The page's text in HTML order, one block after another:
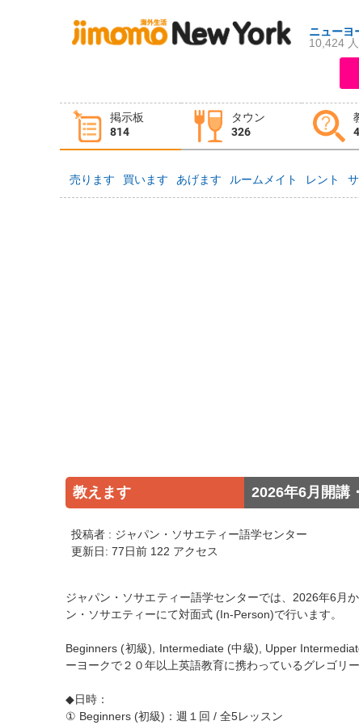
ニューヨ
10,424 人
掲示板
814
タウン
326
タウン情報 教えて！
イベント 求人
売ります 買います あげます ルームメイト レント
教えます 2026年6月開講
投稿者 : ジャパン・ソサエティー語学センター
更新日: 77日前 122 アクセス
ジャパン・ソサエティー語学センターでは、2026年6月
ン・ソサエティーにて対面式 (In-Person)で行います。
Beginners (初級), Intermediate (中級), Upper
ーヨークで２０年以上英語教育に携わっているグレゴリ
◆日時：
① Beginners (初級)：週１回 / 全5レッスン